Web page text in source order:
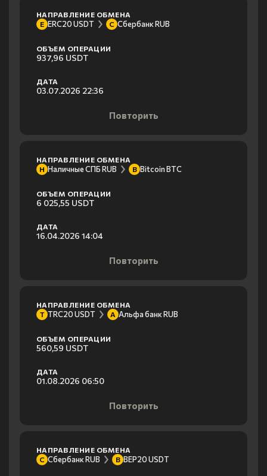
НАПРАВЛЕНИЕ ОБМЕНА
E ERC20 USDT С Сбербанк RUB
ОБЪЕМ ОПЕРАЦИИ
937,96 USDT
ДАТА
03.07.2026 22:36
Повторить
НАПРАВЛЕНИЕ ОБМЕНА
Н Наличные СПБ RUB B Bitcoin BTC
ОБЪЕМ ОПЕРАЦИИ
6 025,55 USDT
ДАТА
16.04.2026 14:04
Повторить
НАПРАВЛЕНИЕ ОБМЕНА
T TRC20 USDT А Альфа банк RUB
ОБЪЕМ ОПЕРАЦИИ
560,59 USDT
ДАТА
01.08.2026 06:50
Повторить
НАПРАВЛЕНИЕ ОБМЕНА
С Сбербанк RUB B BEP20 USDT